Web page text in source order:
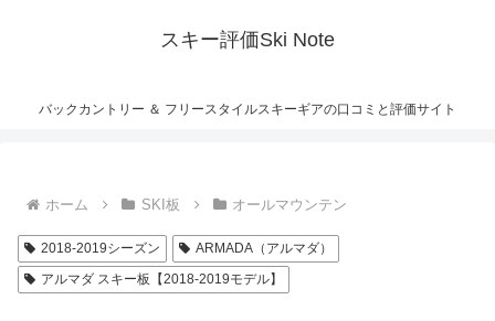
スキー評価Ski Note
バックカントリー ＆ フリースタイルスキーギアの口コミと評価サイト
ホーム SKI板 オールマウンテン
2018-2019シーズン
ARMADA（アルマダ）
アルマダ スキー板【2018-2019モデル】